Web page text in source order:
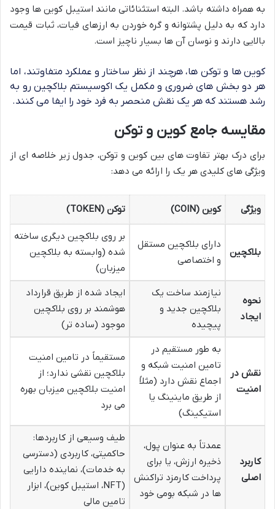
به همراه داشته باشد. البته استثنائاتی مانند استیبل کوین ها وجود
دارد که به دلیل پشتوانه و گره خوردن به ارزهای فیات، ثبات قیمت
بالایی دارند و نوسان آن ها بسیار ناچیز است.
کوین ها و توکن ها، هرچند از نظر ساختار و عملکرد متفاوتند، اما
هر دو بخش های ضروری و مکمل یک اکوسیستم بلاکچین رو به
رشد هستند که هر یک نقش منحصر به فرد خود را ایفا می کنند.
مقایسه جامع کوین و توکن
برای درک بهتر تفاوت های بین کوین و توکن، جدول زیر خلاصه ای از
ویژگی های کلیدی هر یک را ارائه می دهد:
ویژگی کوین (COIN) توکن (TOKEN)
بلاکچین
دارای بلاکچین مستقل
و اختصاصی
بر روی بلاکچین دیگری ساخته
شده (وابسته به بلاکچین
میزبان)
نحوه
ایجاد
نیازمند ساخت یک
بلاکچین جدید و
پیچیده
ایجاد شده از طریق قرارداد
هوشمند بر روی بلاکچین
موجود (ساده تر)
نقش در
امنیت
به طور مستقیم در
تامین امنیت شبکه و
اجماع نقش دارد (مثلاً
از طریق ماینینگ یا
استیکینگ)
مستقیماً در تامین امنیت
بلاکچین نقشی ندارد؛ از
امنیت بلاکچین میزبان بهره
می برد
کاربرد
اصلی
عمدتاً به عنوان پول،
ذخیره ارزش، یا برای
پرداخت کارمزد تراکنش
ها در شبکه بومی خود
طیف وسیعی از کاربردها:
حاکمیتی، کاربردی (دسترسی
به خدمات)، نماینده دارایی
(NFT، استیبل کوین)، ابزار
تامین مالی